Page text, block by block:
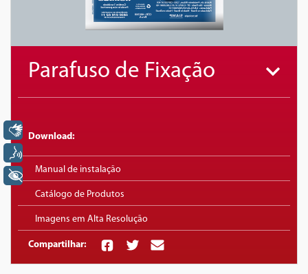
Parafuso de Fixação
Download:
Manual de instalação
Catálogo de Produtos
Imagens em Alta Resolução
Compartilhar:
Libras
+ Acessibilidade